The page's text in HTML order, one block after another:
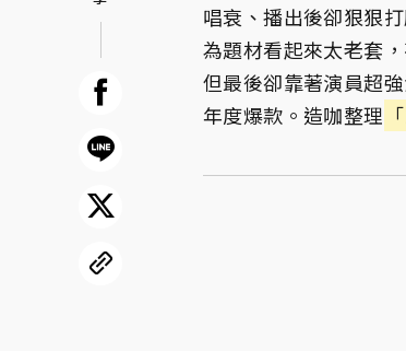
唱衰、播出後卻狠狠
為題材看起來太老套
但最後卻靠著演員超
年度爆款。造咖整理